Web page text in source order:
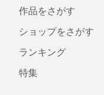
作品をさがす
ショップをさがす
ランキング
特集